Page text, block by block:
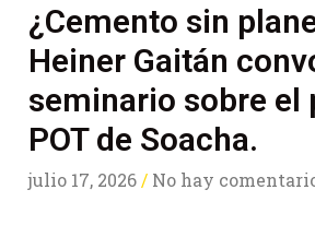
¿Cemento sin
Heiner Gaitán
seminario sobre el
POT de Soacha.
julio 17, 2026 No hay